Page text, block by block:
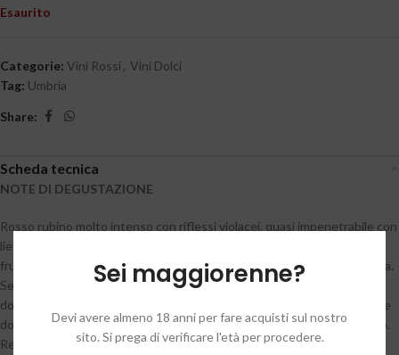
Sei maggiorenne?
Devi avere almeno 18 anni per fare acquisti sul nostro
sito. Si prega di verificare l'età per procedere.
Esaurito
Categorie: Vini Rossi , Vini Dolci
Tag: Umbria
Share:
Scheda tecnica
NOTE DI DEGUSTAZIONE
Rosso rubino molto intenso con riflessi violacei, quasi impenetrabile con
lievi tonalità granate appena accennate. Al naso è ampio, persistente,
fruttato dolce con note di more di rovo mature, marasca e frutta fresca.
Sentori speziati dolci con chiusura minerale. Al palato risulta morbido,
dolce, ampio, di corpo, persistente e vellutato: tannino a trama densa e
dolce, acidità in equilibrio alla struttura, al grasso e alla densità del vino.
Retrogusto lungo, persistente fruttato con sensazioni gustative di